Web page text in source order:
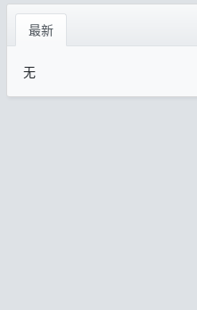
最新
无